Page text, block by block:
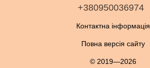
+380950036974
Контактна інформація
Повна версія сайту
© 2019—2026